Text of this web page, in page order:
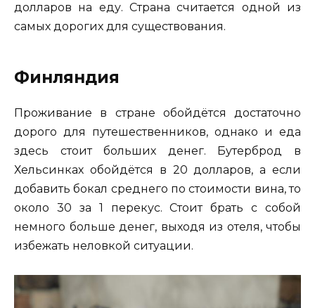
долларов на еду. Страна считается одной из
самых дорогих для существования.
Финляндия
Проживание в стране обойдётся достаточно
дорого для путешественников, однако и еда
здесь стоит больших денег. Бутерброд в
Хельсинках обойдётся в 20 долларов, а если
добавить бокал среднего по стоимости вина, то
около 30 за 1 перекус. Стоит брать с собой
немного больше денег, выходя из отеля, чтобы
избежать неловкой ситуации.